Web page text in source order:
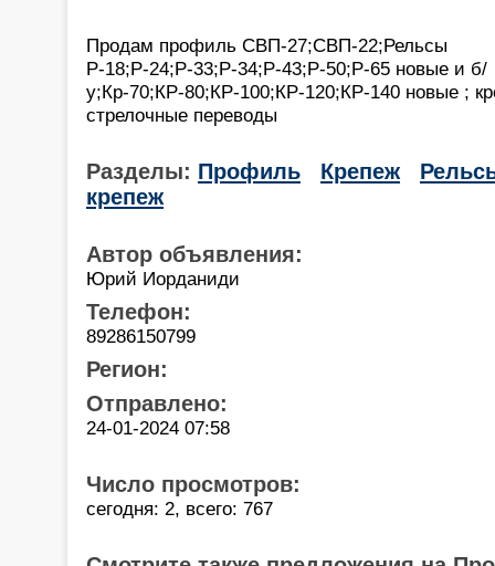
Продам профиль СВП-27;СВП-22;Рельсы
Р-18;Р-24;Р-33;Р-34;Р-43;Р-50;Р-65 новые и б/
у;Кр-70;КР-80;КР-100;КР-120;КР-140 новые ;
стрелочные переводы
Разделы: Профиль Крепеж
крепеж
Автор объявления:
Юрий Иорданиди
Телефон:
89286150799
Регион:
Отправлено:
24-01-2024 07:58
Число просмотров:
сегодня: 2, всего: 767